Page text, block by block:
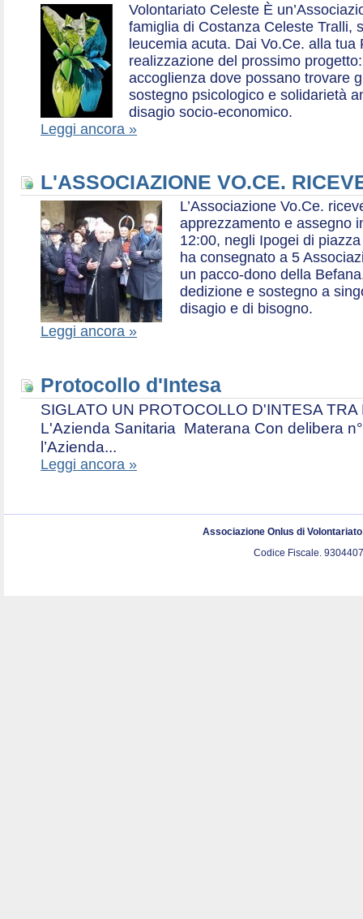
Volontariato Celeste È
famiglia di Costanza Celeste Tralli,
leucemia acuta. Dai Vo.Ce. alla tua
realizzazione del prossimo
accoglienza dove possano trovare
sostegno psicologico e solidarietà
disagio socio-economico.
Leggi ancora »
L'ASSOCIAZIONE VO.CE.
L’Associazione Vo.Ce.
apprezzamento e assegno
12:00, negli Ipogei di
ha consegnato a 5
un pacco-dono della
dedizione e sostegno a
disagio e di bisogno.
Leggi ancora »
Protocollo d'Intesa
SIGLATO UN PROTOCOLLO D'INTESA
L'Azienda Sanitaria Materana Con delibera
l’Azienda...
Leggi ancora »
Associazione Onlus di
Codice Fiscale.